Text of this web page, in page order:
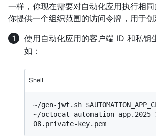
一样，你现在需要对自动化应用执行相
你提供一个组织范围的访问令牌，用于创
使用自动化应用的客户端 ID 和私钥
如：
Shell
~/gen-jwt.sh
~/octocat-automation-app.2025-